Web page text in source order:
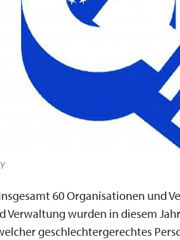
60 Organisationen und
Verwaltung wurden in diesem
geschlechtergerechtes